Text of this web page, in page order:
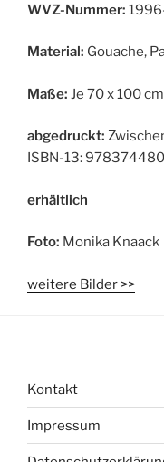
WVZ-Nummer:
Material: Gouache,
Maße: Je 70 x 100
abgedruckt:
ISBN-13:
erhältlich
Foto: Monika Knaack
weitere Bilder >>
Kontakt
Impressum